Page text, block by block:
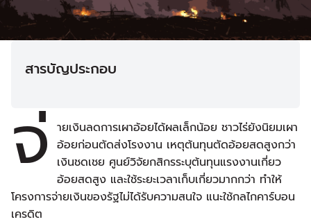
สารบัญประกอบ
จ่ ายเงินลดการเผาอ้อยได้ผลเล็กน้อย ชาวไร่ยังนิยมเผา
อ้อยก่อนตัดส่งโรงงาน เหตุต้นทุนตัดอ้อยสดสูงกว่า
เงินชดเชย ศูนย์วิจัยกสิกรระบุต้นทุนแรงงานเกี่ยว
อ้อยสดสูง และใช้ระยะเวลาเก็บเกี่ยวมากกว่า ทำให้
โครงการจ่ายเงินของรัฐไม่ได้รับความสนใจ แนะใช้กลไกคาร์บอน
เครดิต